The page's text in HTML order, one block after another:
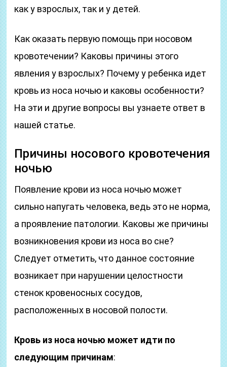
как у взрослых, так и у детей.
Как оказать первую помощь при носовом
кровотечении? Каковы причины этого
явления у взрослых? Почему у ребенка идет
кровь из носа ночью и каковы особенности?
На эти и другие вопросы вы узнаете ответ в
нашей статье.
Причины носового кровотечения
ночью
Появление крови из носа ночью может
сильно напугать человека, ведь это не норма,
а проявление патологии. Каковы же причины
возникновения крови из носа во сне?
Следует отметить, что данное состояние
возникает при нарушении целостности
стенок кровеносных сосудов,
расположенных в носовой полости.
Кровь из носа ночью может идти по
следующим причинам: